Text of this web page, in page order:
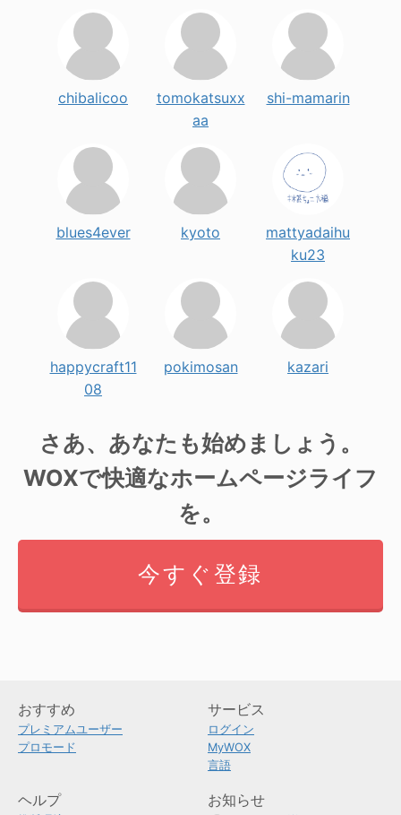
chibalicoo
tomokatsuxx
aa
shi-mamarin
blues4ever kyoto
mattyadaihu
ku23
happycraft11
08
pokimosan kazari
さあ、あなたも始めましょう。
WOXで快適なホームページライフ
を。
今すぐ登録
おすすめ
プレミアムユーザー
プロモード
サービス
ログイン
MyWOX
言語
ヘルプ お知らせ